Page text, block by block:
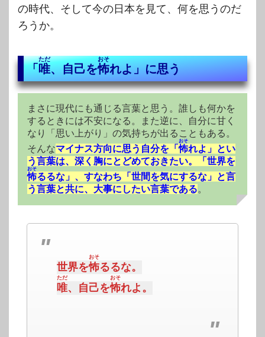
の時代、そして今の日本を見て、何を思うのだ
ろうか。
「唯
ただ
、自己を怖
おそ
れよ」に思う
まさに現代にも通じる言葉と思う。誰しも何かを
するときには不安になる。また逆に、自分に甘く
なり「思い上がり」の気持ちが出ることもある。
そんなマイナス方向に思う自分を「怖
おそ
れよ」とい
う言葉は、深く胸にとどめておきたい。「世界を
怖
おそ
るるな」、すなわち「世間を気にするな」と言
う言葉と共に、大事にしたい言葉である。
世界を怖
おそ
るるな。
唯
ただ
、自己を怖
おそ
れよ。